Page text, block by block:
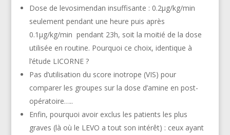
Dose de levosimendan insuffisante : 0.2µg/kg/min
seulement pendant une heure puis après
0.1µg/kg/min pendant 23h, soit la moitié de la dose
utilisée en routine. Pourquoi ce choix, identique à
l’étude LICORNE ?
Pas d’utilisation du score inotrope (VIS) pour
comparer les groupes sur la dose d’amine en post-
opératoire…..
Enfin, pourquoi avoir exclus les patients les plus
graves (là où le LEVO a tout son intérêt) : ceux ayant